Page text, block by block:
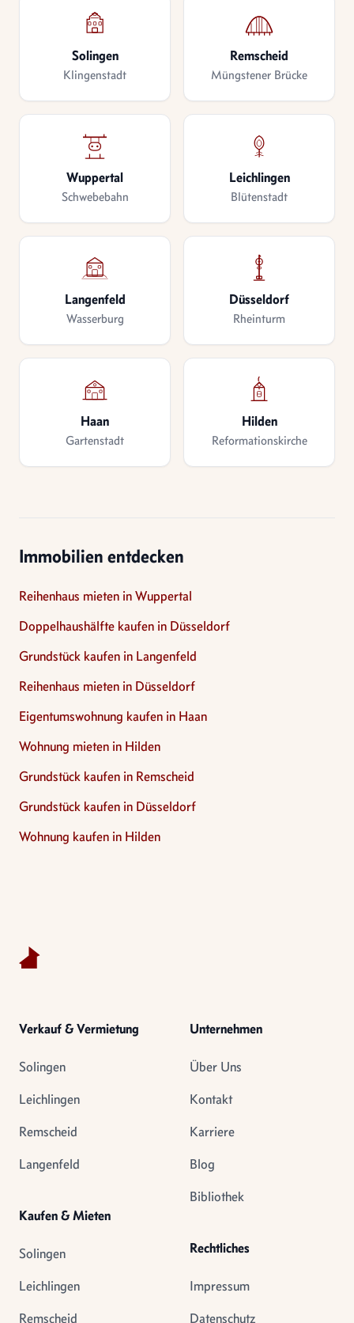
Solingen
Klingenstadt
Remscheid
Müngstener Brücke
Wuppertal
Schwebebahn
Leichlingen
Blütenstadt
Langenfeld
Wasserburg
Düsseldorf
Rheinturm
Haan
Gartenstadt
Hilden
Reformationskirche
Immobilien entdecken
Reihenhaus mieten in Wuppertal
Doppelhaushälfte kaufen in Düsseldorf
Grundstück kaufen in Langenfeld
Reihenhaus mieten in Düsseldorf
Eigentumswohnung kaufen in Haan
Wohnung mieten in Hilden
Grundstück kaufen in Remscheid
Grundstück kaufen in Düsseldorf
Wohnung kaufen in Hilden
Verkauf & Vermietung
Solingen
Leichlingen
Remscheid
Langenfeld
Kaufen & Mieten
Solingen
Leichlingen
Remscheid
Unternehmen
Über Uns
Kontakt
Karriere
Blog
Bibliothek
Rechtliches
Impressum
Datenschutz